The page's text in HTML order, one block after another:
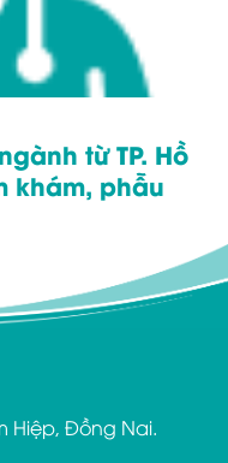
từ TP. Hồ
khám, phẫu
Hiệp, Đồng Nai.